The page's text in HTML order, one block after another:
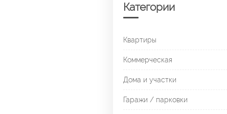
Категории
Квартиры
Коммерческая
Дома и участки
Гаражи / парковки